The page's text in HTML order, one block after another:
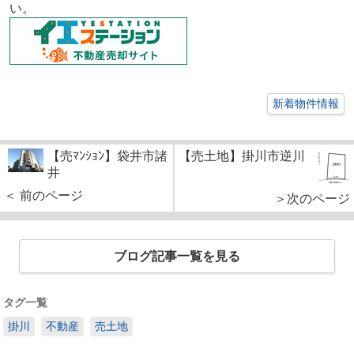
い。
新着物件情報
【売ﾏﾝｼｮﾝ】袋井市諸
井
＜ 前のページ
【売土地】掛川市逆川
＞次のページ
ブログ記事一覧を見る
タグ一覧
掛川
不動産 売土地